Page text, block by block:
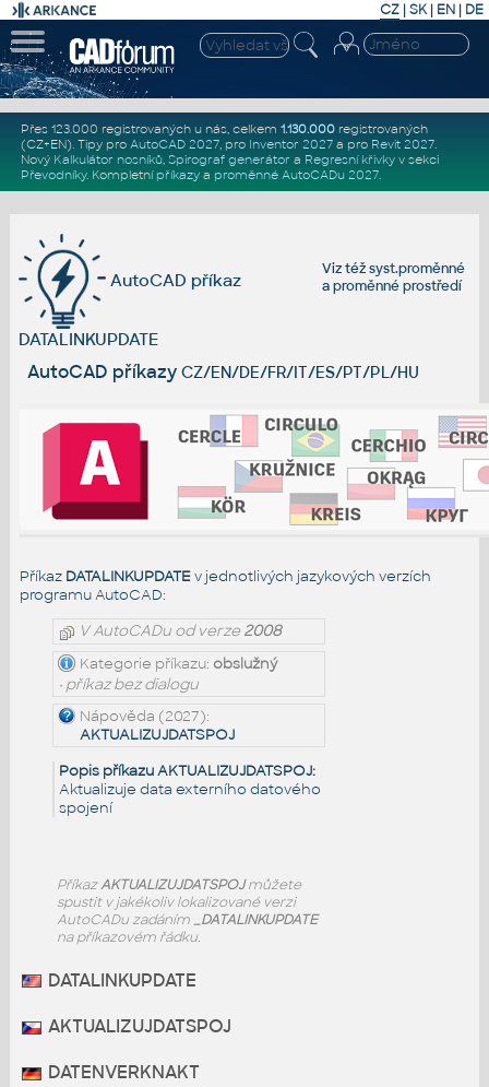
CZ | SK| EN | DE
Přes 123.000 registrovaných u nás, celkem 1.130.000registrovaných
(CZ+EN). Tipy pro AutoCAD 2027, pro Inventor 2027a pro Revit 2027.
Nový Kalkulátor nosníků, Spirograf generátor a Regresní křivkyv sekci
Převodníky. Kompletní příkazya proměnné AutoCADu 2027.
Viz téžsyst.proměnné
aproměnné prostředí
AutoCAD příkaz
DATALINKUPDATE
AutoCAD příkazy CZ/EN/DE/FR/IT/ES/PT/PL/HU
Příkaz DATALINKUPDATEv jednotlivých jazykových verzích
programu AutoCAD:
V AutoCADu od verze2008
Kategorie příkazu: obslužný
• příkaz bez dialogu
Nápověda (2027):
AKTUALIZUJDATSPOJ
Popis příkazu AKTUALIZUJDATSPOJ:
Aktualizuje data externího datového
spojení
PříkazAKTUALIZUJDATSPOJmůžete
spustit v jakékoliv lokalizované verzi
AutoCADu zadáním _DATALINKUPDATE
na příkazovém řádku.
DATALINKUPDATE
AKTUALIZUJDATSPOJ
DATENVERKNAKT